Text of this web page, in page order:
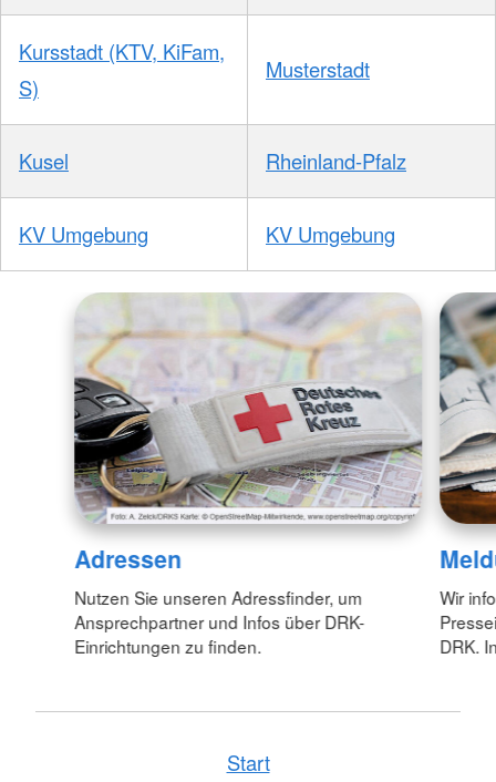
Kursstadt (KTV, KiFam,
S)
Musterstadt
Kusel Rheinland-Pfalz
KV Umgebung KV Umgebung
Adressen
Nutzen Sie unseren Adressfinder, um
Ansprechpartner und Infos über DRK-
Einrichtungen zu finden.
Wir
DRK.
Start